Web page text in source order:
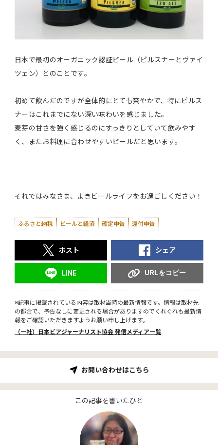
日本で最初のオーガニック認証ビール（ピルスナーとヴァイ
ツェン）とのことです。
初めて飲んだのですが全体的にとても爽やかで、特にピルス
ナーはこれまでにない深い味わいを感じました。
麦芽の甘さを強く感じるのにすっきりとしていて飲みやす
く、またお料理に合わせやすいビールだと思います。
それではみなさま、よきビールライフをお過ごしください！
ふるさと納税 ビールと経済 確定申告 還付申告
ポスト シェア
LINE URLをコピー
※記事に掲載されている内容は取材当時の最新情報です。情報は取材先
の都合で、予告なしに変更される場合がありますのでくれぐれも最新情
報をご確認いただきますようお願い申し上げます。
（一社）日本ビアジャーナリスト協会 発信メディア一覧
お問い合わせはこちら
この記事を書いたひと